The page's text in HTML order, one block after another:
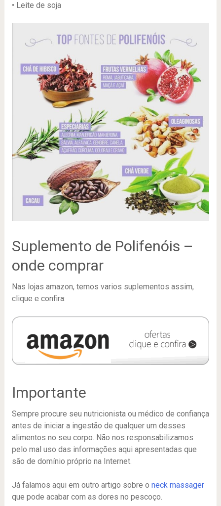
• Leite de soja
Suplemento de Polifenóis –
onde comprar
Nas lojas amazon, temos varios suplementos assim,
clique e confira:
Importante
Sempre procure seu nutricionista ou médico de confiança
antes de iniciar a ingestão de qualquer um desses
alimentos no seu corpo. Não nos responsabilizamos
pelo mal uso das informações aqui apresentadas que
são de domínio próprio na Internet.
Já falamos aqui em outro artigo sobre o neck massager
que pode acabar com as dores no pescoço.